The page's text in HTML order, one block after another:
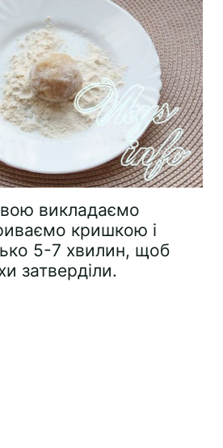
викладаємо
кришкою і
5-7 хвилин, щоб
затверділи.